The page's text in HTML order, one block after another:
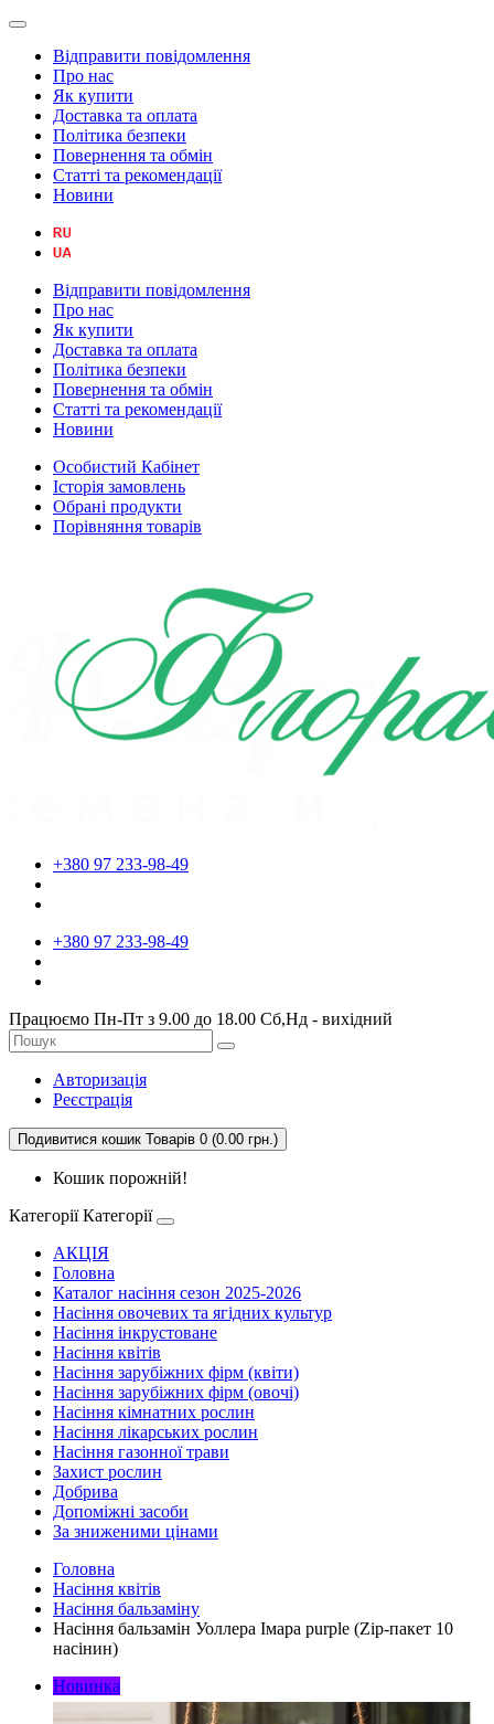
Відправити повідомлення
Про нас
Як купити
Доставка та оплата
Політика безпеки
Повернення та обмін
Статті та рекомендації
Новини
Відправити повідомлення
Про нас
Як купити
Доставка та оплата
Політика безпеки
Повернення та обмін
Статті та рекомендації
Новини
Особистий Кабінет
Історія замовлень
Обрані продукти
Порівняння товарів
+380 97 233-98-49
+380 97 233-98-49
Працюємо Пн-Пт з 9.00 до 18.00 Сб,Нд - вихідний
Авторизація
Реєстрація
Подивитися кошик Товарів 0 (0.00 грн.)
Кошик порожній!
Категорії Категорії
АКЦІЯ
Головна
Каталог насіння сезон 2025-2026
Насіння овочевих та ягідних культур
Насіння інкрустоване
Насіння квітів
Насіння зарубіжних фірм (квіти)
Насіння зарубіжних фірм (овочі)
Насіння кімнатних рослин
Насіння лікарських рослин
Насіння газонної трави
Захист рослин
Добрива
Допоміжні засоби
За зниженими цінами
Головна
Насіння квітів
Насіння бальзаміну
Насіння бальзамін Уоллера Імара purple (Zip-пакет 10
насінин)
Новинка